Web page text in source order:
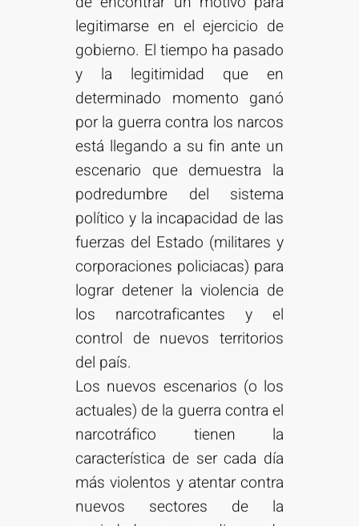
legitimarse en el ejercicio de
gobierno. El tiempo ha pasado
y la legitimidad que en
determinado momento ganó
por la guerra contra los narcos
está llegando a su fin ante un
escenario que demuestra la
podredumbre del sistema
político y la incapacidad de las
fuerzas del Estado (militares y
corporaciones policiacas) para
lograr detener la violencia de
los narcotraficantes y el
control de nuevos territorios
del país.
Los nuevos escenarios (o los
actuales) de la guerra contra el
narcotráfico tienen la
característica de ser cada día
más violentos y atentar contra
nuevos sectores de la